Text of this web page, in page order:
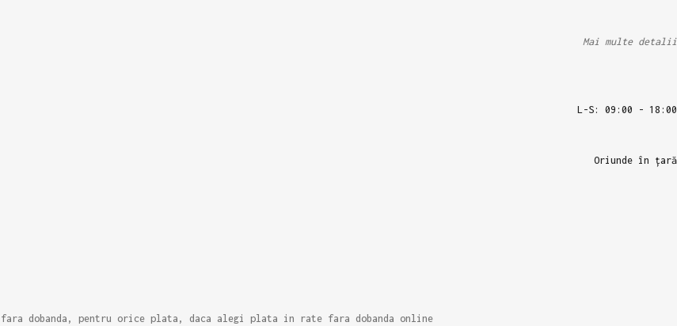
Mai multe detalii
L-S: 09:00 - 18:00
Oriunde în țară
fara dobanda, pentru orice plata, daca alegi plata in rate fara dobanda online